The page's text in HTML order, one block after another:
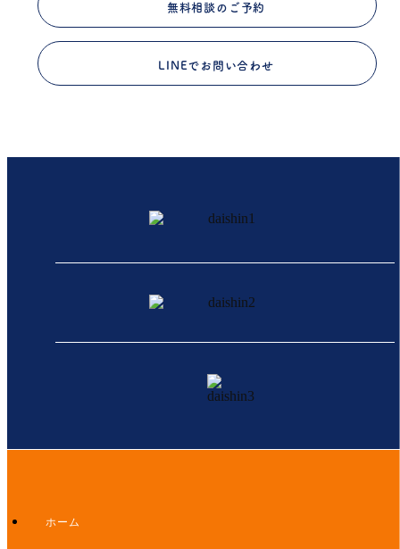
無料相談のご予約
LINEでお問い合わせ
ホーム